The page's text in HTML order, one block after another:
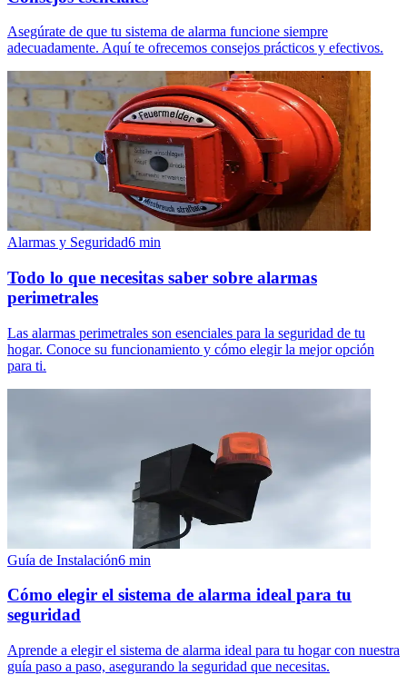
Asegúrate de que tu sistema de alarma funcione siempre
adecuadamente. Aquí te ofrecemos consejos prácticos y efectivos.
Alarmas y Seguridad6 min
Todo lo que necesitas saber sobre alarmas
perimetrales
Las alarmas perimetrales son esenciales para la seguridad de tu
hogar. Conoce su funcionamiento y cómo elegir la mejor opción
para ti.
Guía de Instalación6 min
Cómo elegir el sistema de alarma ideal para tu
seguridad
Aprende a elegir el sistema de alarma ideal para tu hogar con nuestra
guía paso a paso, asegurando la seguridad que necesitas.